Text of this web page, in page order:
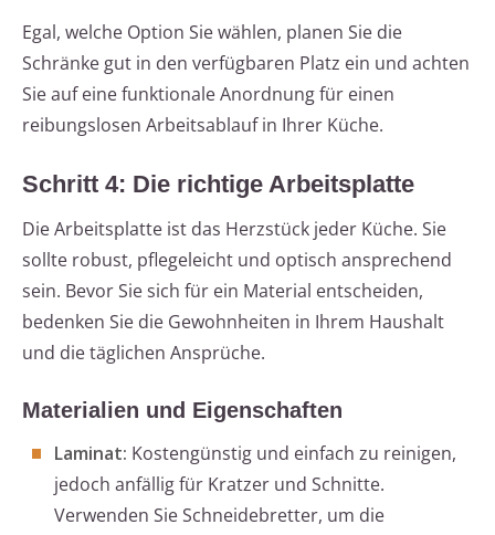
Egal, welche Option Sie wählen, planen Sie die
Schränke gut in den verfügbaren Platz ein und achten
Sie auf eine funktionale Anordnung für einen
reibungslosen Arbeitsablauf in Ihrer Küche.
Schritt 4: Die richtige Arbeitsplatte
Die Arbeitsplatte ist das Herzstück jeder Küche. Sie
sollte robust, pflegeleicht und optisch ansprechend
sein. Bevor Sie sich für ein Material entscheiden,
bedenken Sie die Gewohnheiten in Ihrem Haushalt
und die täglichen Ansprüche.
Materialien und Eigenschaften
Laminat: Kostengünstig und einfach zu reinigen,
jedoch anfällig für Kratzer und Schnitte.
Verwenden Sie Schneidebretter, um die